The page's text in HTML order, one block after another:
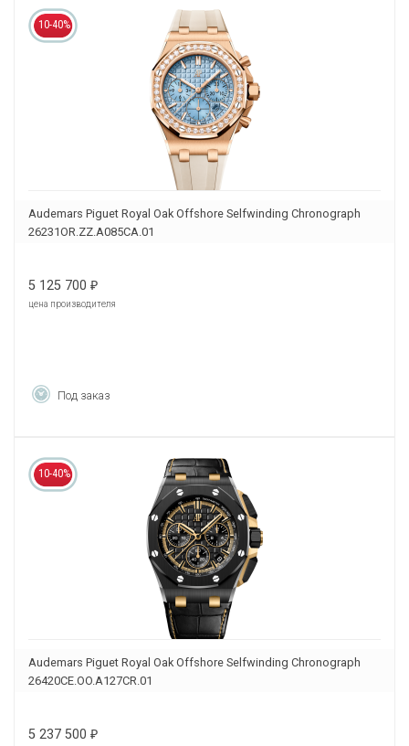
10-40%
Audemars Piguet Royal Oak Offshore Selfwinding Chronograph
26231OR.ZZ.A085CA.01
5 125 700 ₽
цена производителя
Под заказ
10-40%
Audemars Piguet Royal Oak Offshore Selfwinding Chronograph
26420CE.OO.A127CR.01
5 237 500 ₽